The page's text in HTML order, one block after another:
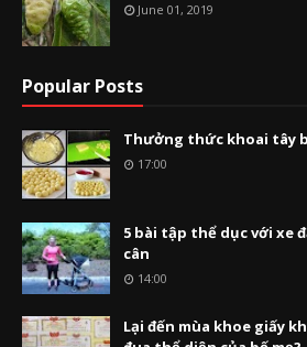
June 01, 2019
Popular Posts
Thưởng thức khoai tây
17:00
5 bài tập thể dục với xe
cân
14:00
Lại đến mùa khoe giấy